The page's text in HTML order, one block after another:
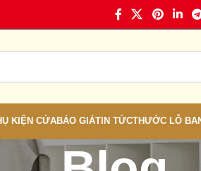
KIỆN CỬABÁO GIÁTIN TỨCTHƯỚC LỖ